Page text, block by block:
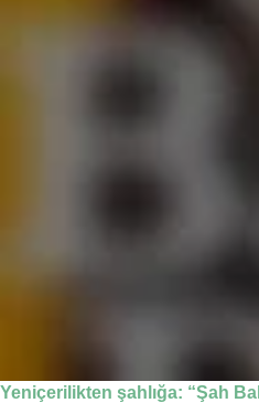
Yeniçerilikten şahlığa: “Şah